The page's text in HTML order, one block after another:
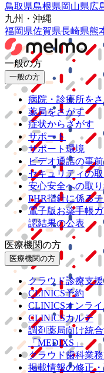
鳥取県島根県岡山県広
九州・沖縄
福岡県佐賀県長崎県熊
一般の方
一般の方
病院・診療所を
薬局をさがす
症状からさがす
サポート
サポート環境
ビデオ通話の事
セキュリティの
安心安全への取
PHR指針に係る
電子版お薬手帳
認結果の公表
医療機関の方
医療機関の方
クラウド診療支
CLINICS予約
CLINICSオンラ
CLINICSカルテ
調剤薬局向け統
「MEDIXS」
クラウド歯科業務
掲載情報の修正